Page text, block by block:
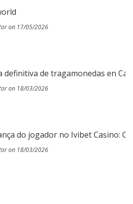
on 17/05/2026
definitiva de tragamonedas en
on 18/03/2026
do jogador no Ivibet Casino:
on 18/03/2026